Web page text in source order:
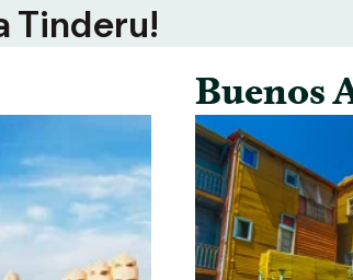
Tinderu!
Buenos